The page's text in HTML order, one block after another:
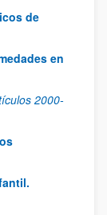
de
en
2000-